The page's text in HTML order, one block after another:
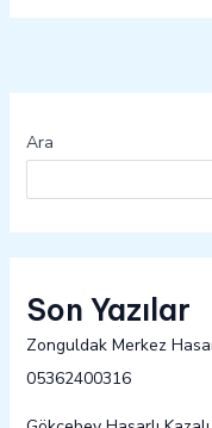
Ara
Son Yazılar
Zonguldak Merkez
05362400316